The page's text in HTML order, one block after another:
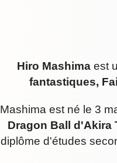
Hiro Mashimaest
fantastiques,
Mashima est né le 3
Dragon Ball d'Akira
diplôme d'études